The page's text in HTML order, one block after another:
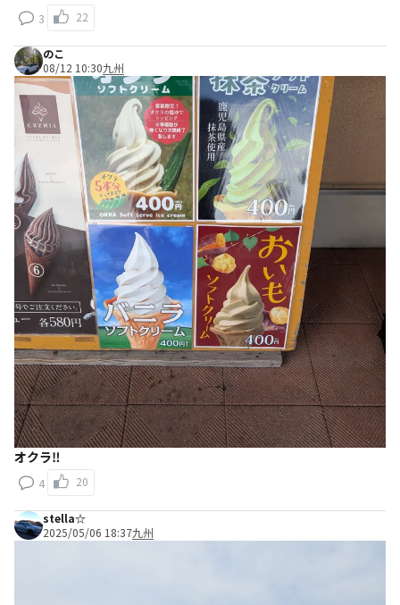
3 22
のこ
08/12 10:30九州
オクラ‼️
4 20
stella☆
2025/05/06 18:37九州